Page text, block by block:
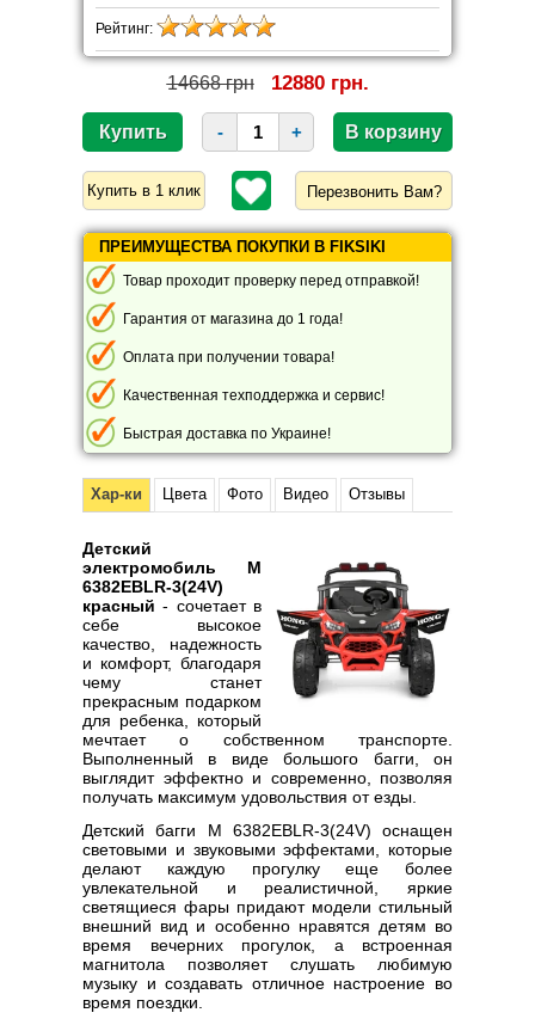
Рейтинг:
14668 грн 12880 грн.
- +
Перезвонить Вам?
ПРЕИМУЩЕСТВА ПОКУПКИ В FIKSIKI
Товар проходит проверку перед отправкой!
Гарантия от магазина до 1 года!
Оплата при получении товара!
Качественная техподдержка и сервис!
Быстрая доставка по Украине!
Хар-ки Цвета Фото Видео Отзывы
Детский
электромобиль M
6382EBLR-3(24V)
красный - сочетает в
себе высокое
качество, надежность
и комфорт, благодаря
чему станет
прекрасным подарком
для ребенка, который
мечтает о собственном транспорте.
Выполненный в виде большого багги, он
выглядит эффектно и современно, позволяя
получать максимум удовольствия от езды.
Детский багги M 6382EBLR-3(24V) оснащен
световыми и звуковыми эффектами, которые
делают каждую прогулку еще более
увлекательной и реалистичной, яркие
светящиеся фары придают модели стильный
внешний вид и особенно нравятся детям во
время вечерних прогулок, а встроенная
магнитола позволяет слушать любимую
музыку и создавать отличное настроение во
время поездки.